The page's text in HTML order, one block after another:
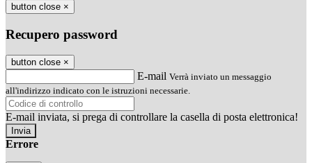
button close ×
Recupero password
button close ×
E-mail Verrà inviato un messaggio
all'indirizzo indicato con le istruzioni necessarie.
E-mail inviata, si prega di controllare la casella di posta elettronica!
Errore